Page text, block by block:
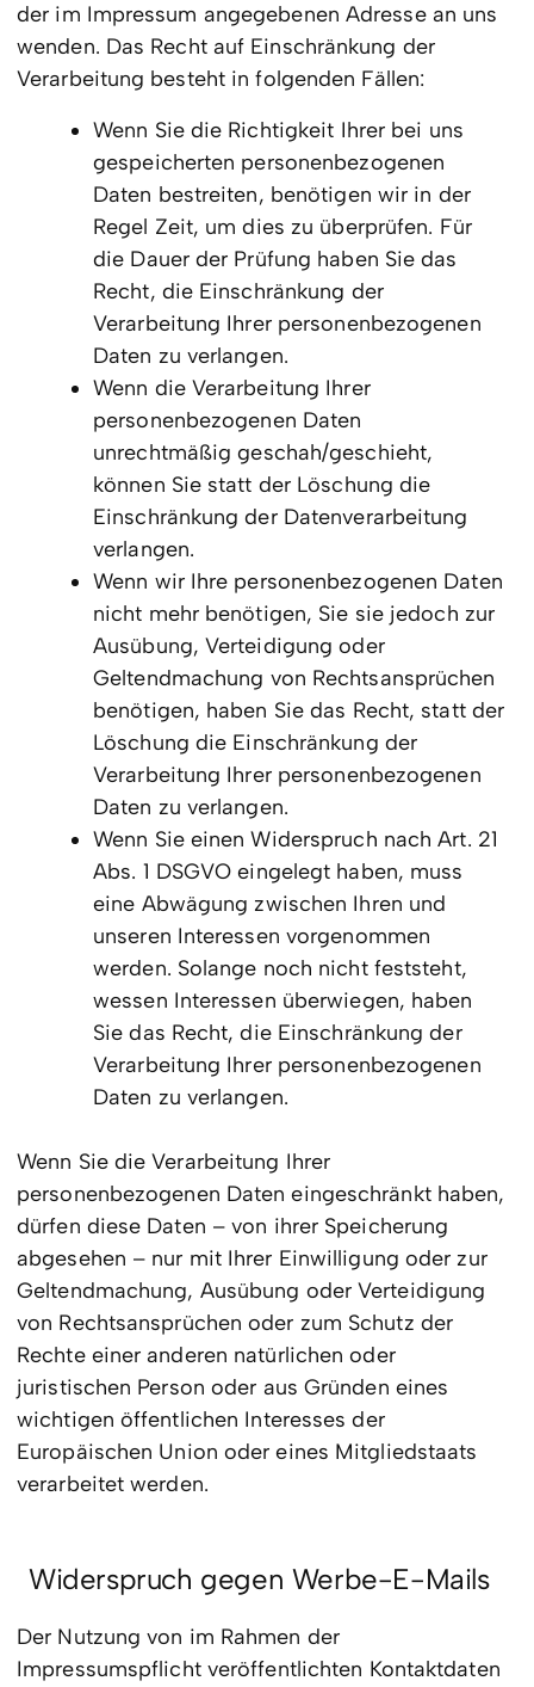
der im Impressum angegebenen Adresse an uns
wenden. Das Recht auf Einschränkung der
Verarbeitung besteht in folgenden Fällen:
Wenn Sie die Richtigkeit Ihrer bei uns
gespeicherten personenbezogenen
Daten bestreiten, benötigen wir in der
Regel Zeit, um dies zu überprüfen. Für
die Dauer der Prüfung haben Sie das
Recht, die Einschränkung der
Verarbeitung Ihrer personenbezogenen
Daten zu verlangen.
Wenn die Verarbeitung Ihrer
personenbezogenen Daten
unrechtmäßig geschah/geschieht,
können Sie statt der Löschung die
Einschränkung der Datenverarbeitung
verlangen.
Wenn wir Ihre personenbezogenen Daten
nicht mehr benötigen, Sie sie jedoch zur
Ausübung, Verteidigung oder
Geltendmachung von Rechtsansprüchen
benötigen, haben Sie das Recht, statt der
Löschung die Einschränkung der
Verarbeitung Ihrer personenbezogenen
Daten zu verlangen.
Wenn Sie einen Widerspruch nach Art. 21
Abs. 1 DSGVO eingelegt haben, muss
eine Abwägung zwischen Ihren und
unseren Interessen vorgenommen
werden. Solange noch nicht feststeht,
wessen Interessen überwiegen, haben
Sie das Recht, die Einschränkung der
Verarbeitung Ihrer personenbezogenen
Daten zu verlangen.
Wenn Sie die Verarbeitung Ihrer
personenbezogenen Daten eingeschränkt haben,
dürfen diese Daten – von ihrer Speicherung
abgesehen – nur mit Ihrer Einwilligung oder zur
Geltendmachung, Ausübung oder Verteidigung
von Rechtsansprüchen oder zum Schutz der
Rechte einer anderen natürlichen oder
juristischen Person oder aus Gründen eines
wichtigen öffentlichen Interesses der
Europäischen Union oder eines Mitgliedstaats
verarbeitet werden.
Widerspruch gegen Werbe-E-Mails
Der Nutzung von im Rahmen der
Impressumspflicht veröffentlichten Kontaktdaten